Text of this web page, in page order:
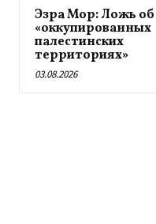
Эзра Мор: Ложь об
«оккупированных
палестинских
территориях»
03.08.2026